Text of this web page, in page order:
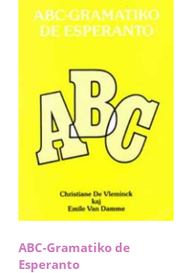
ABC-Gramatiko de
Esperanto